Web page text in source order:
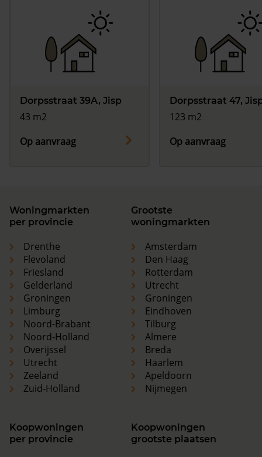
Dorpsstraat 39A, Jisp
43 m2
Op aanvraag
Dorpsstraat 47,
123 m2
Op aanvraag
Woningmarkten
per provincie
Drenthe
Flevoland
Friesland
Gelderland
Groningen
Limburg
Noord-Brabant
Noord-Holland
Overijssel
Utrecht
Zeeland
Zuid-Holland
Grootste
woningmarkten
Amsterdam
Den Haag
Rotterdam
Utrecht
Groningen
Eindhoven
Tilburg
Almere
Breda
Haarlem
Apeldoorn
Nijmegen
Koopwoningen
per provincie
Koopwoningen
grootste plaatsen